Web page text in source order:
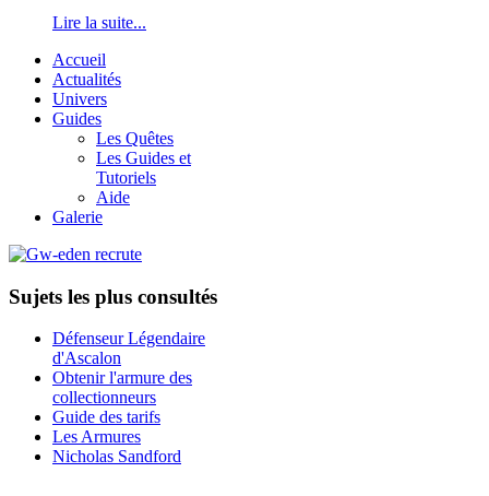
Lire la suite...
Accueil
Actualités
Univers
Guides
Les Quêtes
Les Guides et
Tutoriels
Aide
Galerie
Sujets les plus consultés
Défenseur Légendaire
d'Ascalon
Obtenir l'armure des
collectionneurs
Guide des tarifs
Les Armures
Nicholas Sandford